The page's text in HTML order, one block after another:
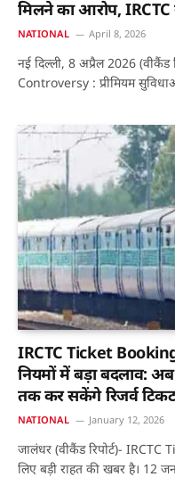
मिलने का आरोप, IRCTC
NATIONAL April 8, 2026
नई दिल्ली, 8 अप्रैल 2026
Controversy : प्रीमियम
IRCTC Ticket
नियमों में बड़ा बदलाव:
तक कर सकेंगे रिजर्व
NATIONAL January 12, 2026
जालंधर (वीकैंड रिपोर्ट)-
लिए बड़ी राहत की खबर है। 12